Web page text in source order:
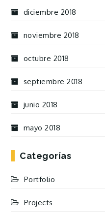
diciembre 2018
noviembre 2018
octubre 2018
septiembre 2018
junio 2018
mayo 2018
Categorías
Portfolio
Projects